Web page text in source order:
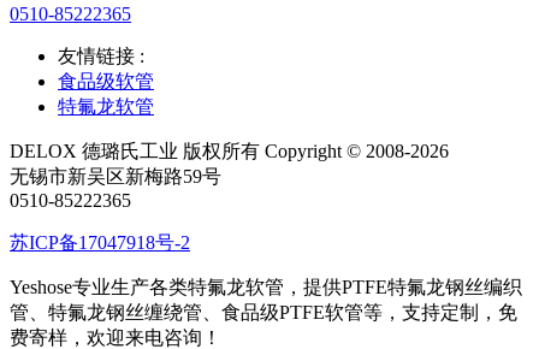
0510-85222365
友情链接 :
食品级软管
特氟龙软管
DELOX 德璐氏工业 版权所有 Copyright © 2008-2026
无锡市新吴区新梅路59号
0510-85222365
苏ICP备17047918号-2
Yeshose专业生产各类特氟龙软管，提供PTFE特氟龙钢丝编织
管、特氟龙钢丝缠绕管、食品级PTFE软管等，支持定制，免
费寄样，欢迎来电咨询！